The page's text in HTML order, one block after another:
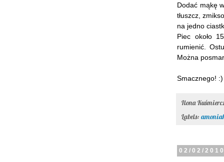
Dodać mąkę
tłuszcz,
na jedno
Piec około
rumienić.
Można
Smacznego! :)
Ilona
Labels:
02/02/